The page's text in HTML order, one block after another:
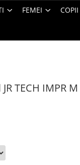
FEMEI COPII
TECH IMPR